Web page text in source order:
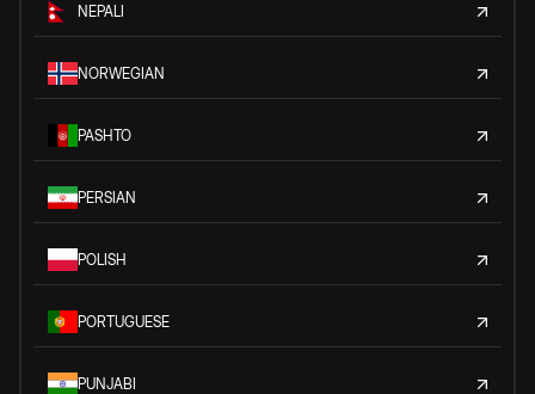
NEPALI
NORWEGIAN
PASHTO
PERSIAN
POLISH
PORTUGUESE
PUNJABI